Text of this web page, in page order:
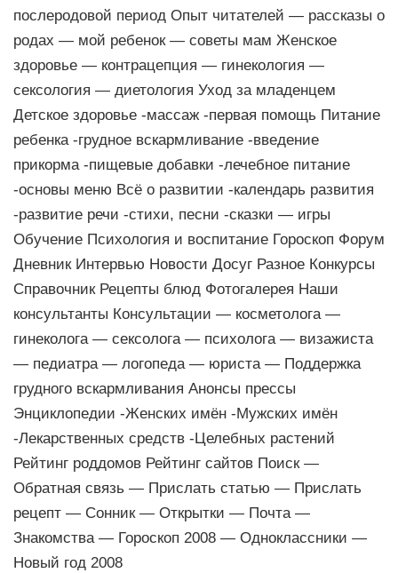
послеродовой период Опыт читателей — рассказы о
родах — мой ребенок — советы мам Женское
здоровье — контрацепция — гинекология —
сексология — диетология Уход за младенцем
Детское здоровье -массаж -первая помощь Питание
ребенка -грудное вскармливание -введение
прикорма -пищевые добавки -лечебное питание
-основы меню Всё о развитии -календарь развития
-развитие речи -стихи, песни -сказки — игры
Обучение Психология и воспитание Гороскоп Форум
Дневник Интервью Новости Досуг Разное Конкурсы
Справочник Рецепты блюд Фотогалерея Наши
консультанты Консультации — косметолога —
гинеколога — сексолога — психолога — визажиста
— педиатра — логопеда — юриста — Поддержка
грудного вскармливания Анонсы прессы
Энциклопедии -Женских имён -Мужских имён
-Лекарственных средств -Целебных растений
Рейтинг роддомов Рейтинг сайтов Поиск —
Обратная связь — Прислать статью — Прислать
рецепт — Сонник — Открытки — Почта —
Знакомства — Гороскоп 2008 — Одноклассники —
Новый год 2008